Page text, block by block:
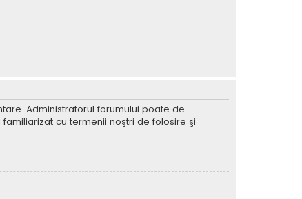
Administratorul forumului poate de
cu termenii noştri de folosire şi